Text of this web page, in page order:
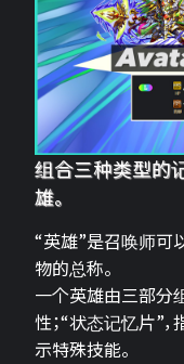
组合三种类型的
雄。
“英雄”是召唤师可
物的总称。
一个英雄由三部分
性；“状态记忆片”
示特殊技能。